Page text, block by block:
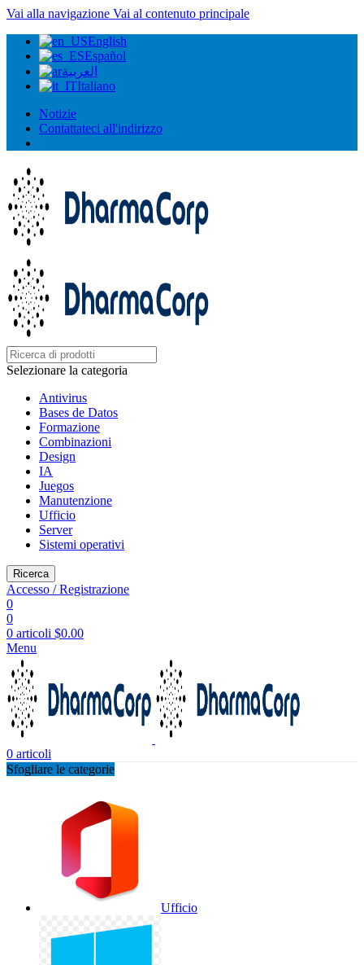
Vai alla navigazione Vai al contenuto principale
English
Español
العربية
Italiano
Notizie
Contattateci all'indirizzo
Selezionare la categoria
Antivirus
Bases de Datos
Formazione
Combinazioni
Design
IA
Juegos
Manutenzione
Ufficio
Server
Sistemi operativi
Ricerca
Accesso / Registrazione
0
0
0 articoli $0.00
Menu
0 articoli
Sfogliare le categorie
Ufficio